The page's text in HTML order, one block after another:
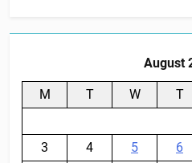
August
M T W T
3
4 5 6